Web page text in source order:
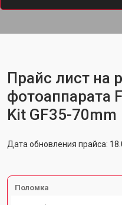
Прайс лист на
фотоаппарата
Kit GF35-70mm
Дата обновления прайса:
Поломка